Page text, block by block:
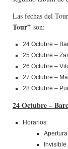
Las fechas del
Tour” son:
24 Octubre –
25 Octubre –
26 Octubre –
27 Octubre –
28 Octubre –
24 Octubre –
Horarios: